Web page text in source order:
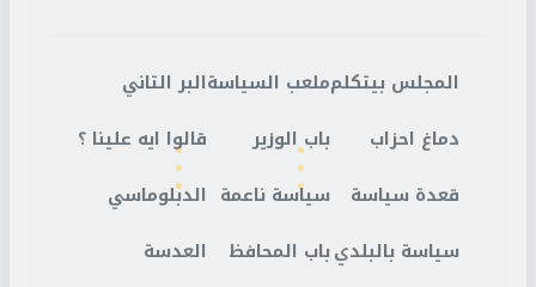
المجلس بيتكلم
دماغ احزاب
قعدة سياسة
سياسة بالبلدي
ملعب السياسة
باب الوزير
سياسة ناعمة
باب المحافظ
البر التاني
قالوا ايه علينا ؟
الدبلوماسي
العدسة